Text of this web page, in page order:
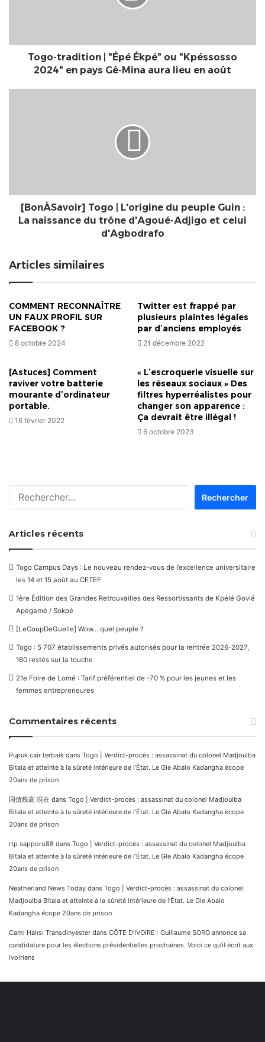
Togo-tradition | "Épé Ékpé" ou "Kpéssosso
2024" en pays Gê-Mina aura lieu en août
naissance
et
celui
[BonÀSavoir] Togo | L'origine du peuple Guin :
La naissance du trône d'Agoué-Adjigo et celui
d'Agbodrafo
Articles similaires
COMMENT RECONNAÎTRE
UN FAUX PROFIL SUR
FACEBOOK ?
8 octobre 2024
Twitter est frappé par
plusieurs plaintes légales
par d’anciens employés
21 décembre 2022
[Astuces] Comment
raviver votre batterie
mourante d’ordinateur
portable.
16 février 2022
« L’escroquerie visuelle sur
les réseaux sociaux » Des
filtres hyperréalistes pour
changer son apparence :
Ça devrait être illégal !
6 octobre 2023
Articles récents
Togo Campus Days : Le nouveau rendez-vous de l’excellence universitaire
les 14 et 15 août au CETEF
1ère Édition des Grandes Retrouvailles des Ressortissants de Kpélé Govié
Apégamé / Sokpé
[LeCoupDeGuelle] Wow… quel peuple ?
Togo : 5 707 établissements privés autorisés pour la rentrée 2026-2027,
160 restés sur la touche
21e Foire de Lomé : Tarif préférentiel de -70 % pour les jeunes et les
femmes entrepreneures
Commentaires récents
Pupuk cair terbaik dans Togo | Verdict-procès : assassinat du colonel Madjoulba
Bitala et atteinte à la sûreté intérieure de l’État. Le Gle Abalo Kadangha écope
20ans de prison
国債残高 現在 dans Togo | Verdict-procès : assassinat du colonel Madjoulba
Bitala et atteinte à la sûreté intérieure de l’État. Le Gle Abalo Kadangha écope
20ans de prison
rtp sapporo88 dans Togo | Verdict-procès : assassinat du colonel Madjoulba
Bitala et atteinte à la sûreté intérieure de l’État. Le Gle Abalo Kadangha écope
20ans de prison
Neatherland News Today dans Togo | Verdict-procès : assassinat du colonel
Madjoulba Bitala et atteinte à la sûreté intérieure de l’État. Le Gle Abalo
Kadangha écope 20ans de prison
Cami Halısı Transdinyester dans CÔTE D’IVOIRE : Guillaume SORO annonce sa
candidature pour les élections présidentielles prochaines. Voici ce qu’il écrit aux
Ivoiriens